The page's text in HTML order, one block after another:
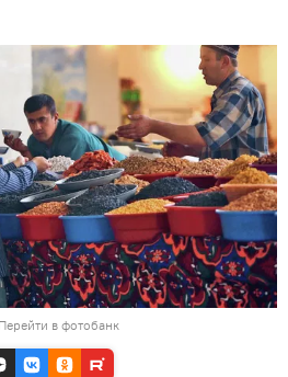
Перейти в фотобанк